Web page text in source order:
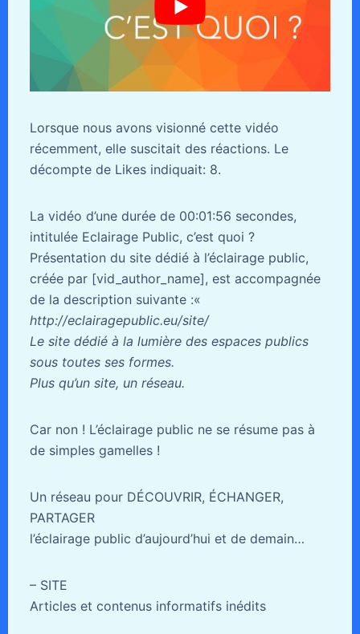
Lorsque nous avons visionné cette vidéo
récemment, elle suscitait des réactions. Le
décompte de Likes indiquait: 8.
La vidéo d’une durée de 00:01:56 secondes,
intitulée Eclairage Public, c’est quoi ?
Présentation du site dédié à l’éclairage public,
créée par [vid_author_name], est accompagnée
de la description suivante :«
http://eclairagepublic.eu/site/
Le site dédié à la lumière des espaces publics
sous toutes ses formes.
Plus qu’un site, un réseau.
Car non ! L’éclairage public ne se résume pas à
de simples gamelles !
Un réseau pour DÉCOUVRIR, ÉCHANGER,
PARTAGER
l’éclairage public d’aujourd’hui et de demain…
– SITE
Articles et contenus informatifs inédits